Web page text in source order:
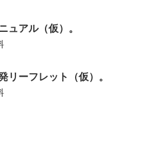
ュアル（仮）。
リーフレット（仮）。